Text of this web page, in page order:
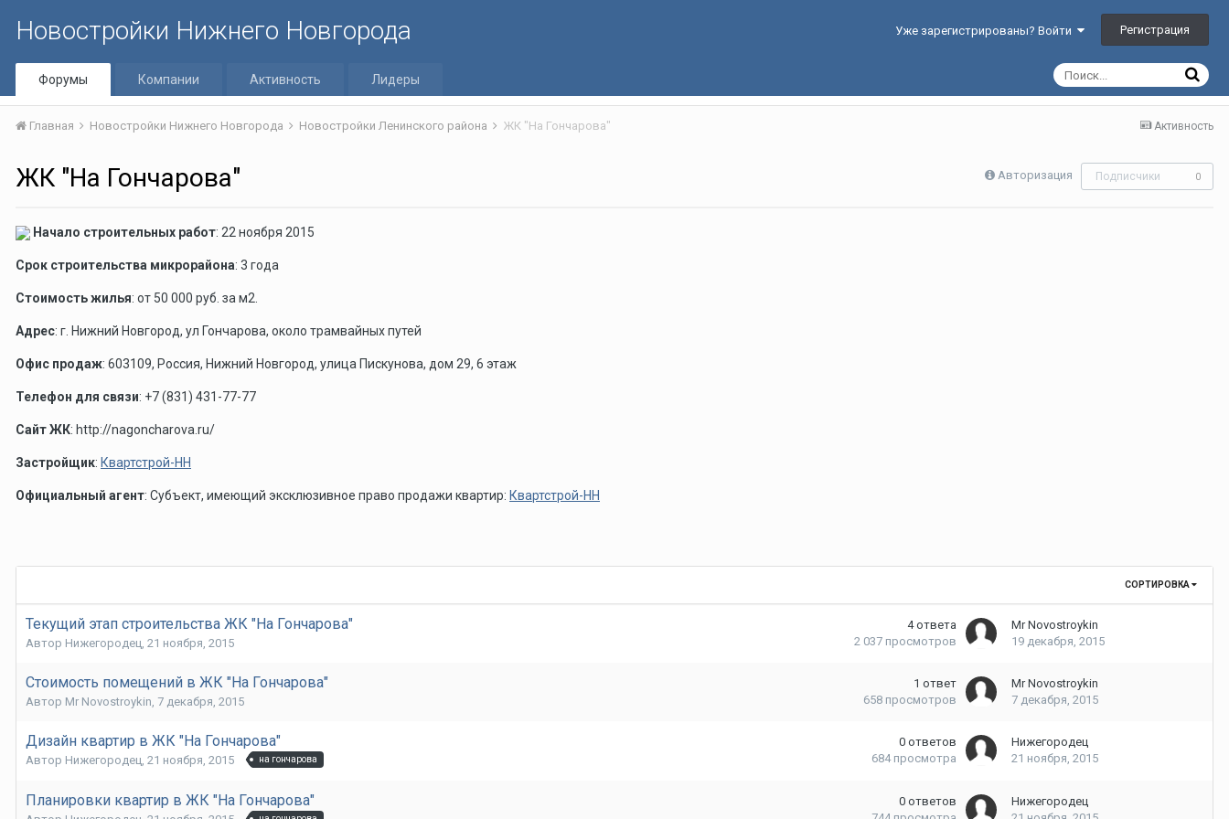
Новостройки Нижнего Новгорода Уже зарегистрированы? Войти Регистрация
Форумы Компании Активность Лидеры
Активность
Главная Новостройки Нижнего Новгорода Новостройки Ленинского района ЖК "На Гончарова"
ЖК "На Гончарова" Авторизация Подписчики 0
Начало строительных работ: 22 ноября 2015
Срок строительства микрорайона: 3 года
Стоимость жилья: от 50 000 руб. за м2.
Адрес: г. Нижний Новгород, ул Гончарова, около трамвайных путей
Офис продаж: 603109, Россия, Нижний Новгород, улица Пискунова, дом 29, 6 этаж
Телефон для связи: +7 (831) 431-77-77
Сайт ЖК: http://nagoncharova.ru/
Застройщик: Квартстрой-НН
Официальный агент: Субъект, имеющий эксклюзивное право продажи квартир: Квартстрой-НН
СОРТИРОВКА
Текущий этап строительства ЖК "На Гончарова"
Автор Нижегородец, 21 ноября, 2015
4 ответа
2 037 просмотров
Mr Novostroykin
19 декабря, 2015
Стоимость помещений в ЖК "На Гончарова"
Автор Mr Novostroykin, 7 декабря, 2015
1 ответ
658 просмотров
Mr Novostroykin
7 декабря, 2015
Дизайн квартир в ЖК "На Гончарова"
Автор Нижегородец, 21 ноября, 2015 на гончарова
0 ответов
684 просмотра
Нижегородец
21 ноября, 2015
Планировки квартир в ЖК "На Гончарова" 0 ответов
Нижегородец